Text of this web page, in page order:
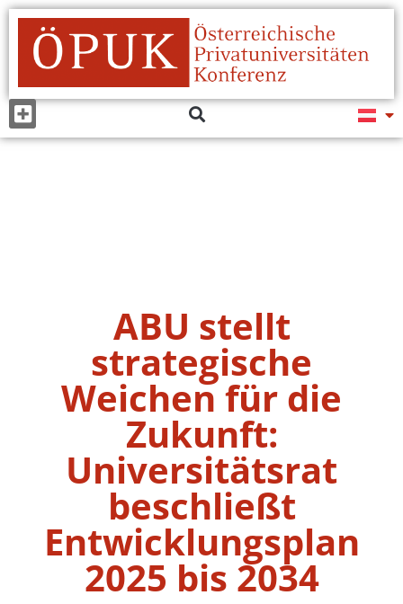
ABU stellt
strategische
Weichen für die
Zukunft:
Universitätsrat
beschließt
Entwicklungsplan
2025 bis 2034